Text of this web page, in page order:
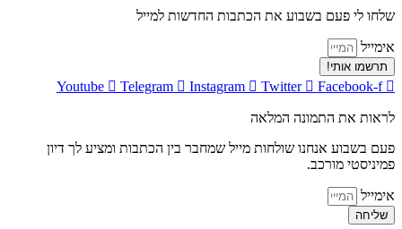
שלחו לי פעם בשבוע את הכתבות החדשות למייל
אימייל
תרשמו אותי!
Youtube Telegram Instagram Twitter Facebook-f
לראות את התמונה המלאה
פעם בשבוע אנחנו שולחות מייל שמחבר בין הכתבות ומציע לך דיון
פמיניסטי מורכב.
אימייל
שליחה